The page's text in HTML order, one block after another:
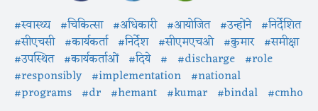
#स्वास्थ्य #चिकित्सा #अधिकारी #आयोजित #उन्होंने #निर्देशित
#सीएचसी #कार्यकर्ता #निर्देश #सीएमएचओ #कुमार #समीक्षा
#उपस्थित #कार्यकर्ताओं #दिये # #discharge #role
#responsibly #implementation #national
#programs #dr #hemant #kumar #bindal #cmho